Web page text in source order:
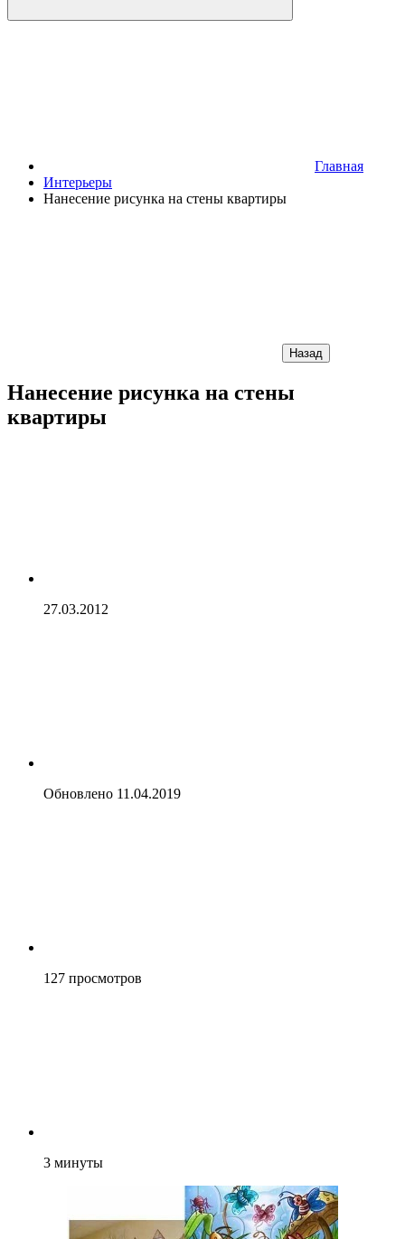
Главная
Интерьеры
Нанесение рисунка на стены квартиры
Назад
Нанесение рисунка на стены
квартиры
27.03.2012
Обновлено 11.04.2019
127 просмотров
3 минуты